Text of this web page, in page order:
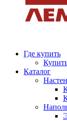
Где купить
Каталог